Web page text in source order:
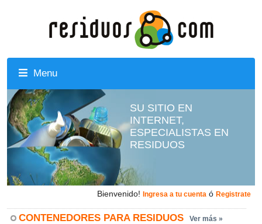
Menu
SU SITIO EN
INTERNET,
ESPECIALISTAS EN
RESIDUOS
Bienvenido! Ingresa a tu cuenta ó Registrate
CONTENEDORES PARA RESIDUOS Ver más »